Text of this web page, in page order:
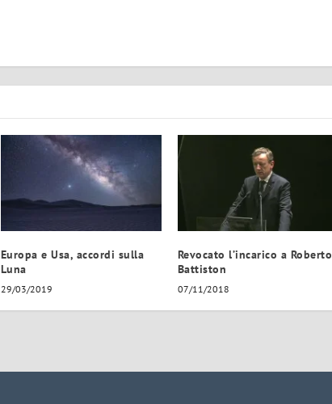
Europa e Usa, accordi sulla
Luna
29/03/2019
Revocato l’incarico a Roberto
Battiston
07/11/2018